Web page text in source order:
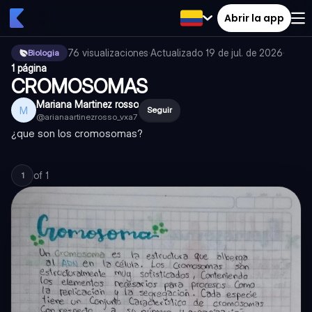
Abrir la app
Biologia 76 visualizaciones·Actualizado 19 de jul. de 2026·
1 página
CROMOSOMAS
M Mariana Martinez rosso
@arianaartinezrosso_vxa7
Seguir
¿que son los cromosomas?
1 of 1